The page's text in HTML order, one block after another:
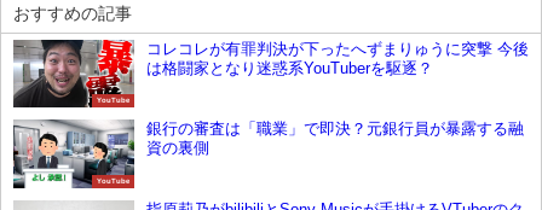
おすすめの記事
YouTube
コレコレが有罪判決が下ったへずまりゅうに突撃 今後
は格闘家となり迷惑系YouTuberを駆逐？
YouTube
銀行の審査は「職業」で即決？元銀行員が暴露する融
資の裏側